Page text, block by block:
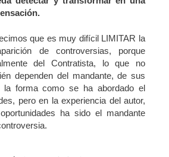
que es muy difícil LIMITAR la
de controversias, porque
del Contratista, lo que no
dependen del mandante, de sus
la forma como se ha abordado el
pero en la experiencia del autor,
ha sido el mandante